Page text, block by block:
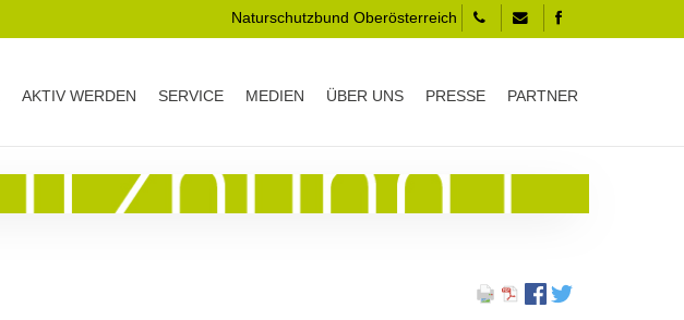
Naturschutzbund Oberösterreich
AKTIV WERDEN SERVICE MEDIEN ÜBER UNS PRESSE PARTNER